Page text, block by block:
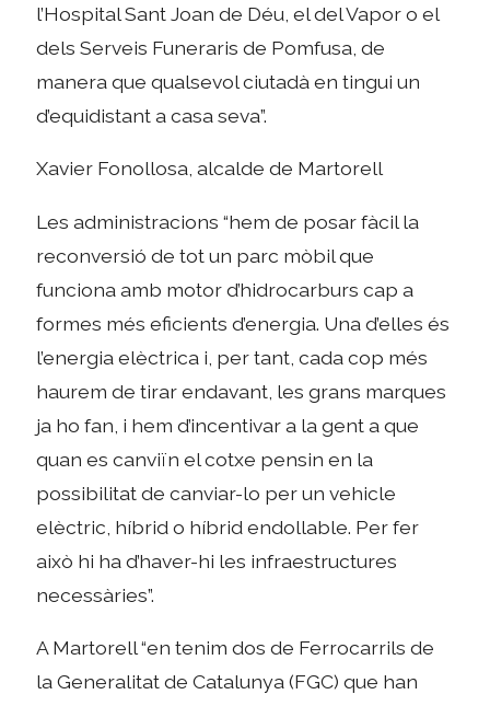
l’Hospital Sant Joan de Déu, el del Vapor o el
dels Serveis Funeraris de Pomfusa, de
manera que qualsevol ciutadà en tingui un
d’equidistant a casa seva”.
Xavier Fonollosa, alcalde de Martorell
Les administracions “hem de posar fàcil la
reconversió de tot un parc mòbil que
funciona amb motor d’hidrocarburs cap a
formes més eficients d’energia. Una d’elles és
l’energia elèctrica i, per tant, cada cop més
haurem de tirar endavant, les grans marques
ja ho fan, i hem d’incentivar a la gent a que
quan es canviïn el cotxe pensin en la
possibilitat de canviar-lo per un vehicle
elèctric, híbrid o híbrid endollable. Per fer
això hi ha d’haver-hi les infraestructures
necessàries”.
A Martorell “en tenim dos de Ferrocarrils de
la Generalitat de Catalunya (FGC) que han